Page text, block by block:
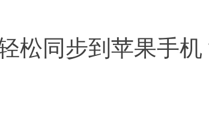
松同步到苹果手机